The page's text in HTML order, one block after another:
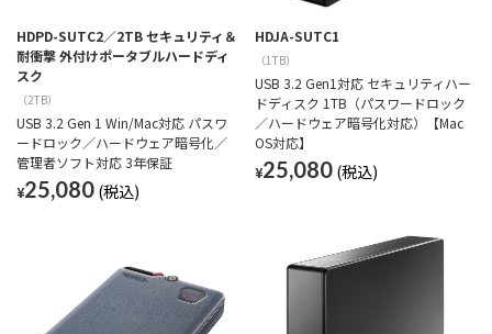
HDPD-SUTC2／2TB セキュリティ＆
耐衝撃 外付けポータブルハードディ
スク
（2TB）
USB 3.2 Gen 1 Win/Mac対応 パスワ
ードロック／ハードウェア暗号化／
管理者ソフト対応 3年保証
¥25,080
HDJA-SUTC1
（1TB）
USB 3.2 Gen1対応 セキュリティハー
ドディスク 1TB（パスワードロック
／ハードウェア暗号化対応）【Mac
OS対応】
¥25,080